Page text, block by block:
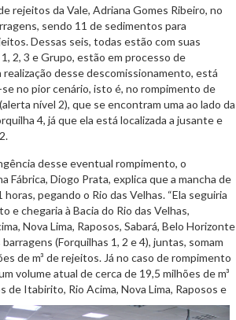
rejeitos da Vale, Adriana Gomes Ribeiro, no
sendo 11 de sedimentos para
Dessas seis, todas estão com suas
2, 3 e Grupo, estão em processo de
desse descomissionamento, está
no pior cenário, isto é, no rompimento de
nível 2), que se encontram uma ao lado da
4, já que ela está localizada a jusante e
desse eventual rompimento, o
Diogo Prata, explica que a mancha de
pegando o Rio das Velhas. “Ela seguiria
chegaria à Bacia do Rio das Velhas,
Nova Lima, Raposos, Sabará, Belo Horizonte
(Forquilhas 1, 2 e 4), juntas, somam
de m³ de rejeitos. Já no caso de rompimento
volume atual de cerca de 19,5 milhões de m³
Itabirito, Rio Acima, Nova Lima, Raposos e